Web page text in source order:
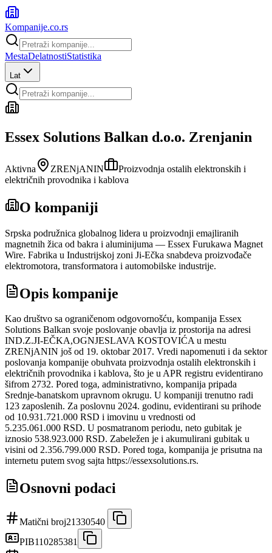
Kompanije.co.rs
MestaDelatnostiStatistika
Lat
Essex Solutions Balkan d.o.o. Zrenjanin
Aktivna ZRENjANIN
Proizvodnja ostalih elektronskih i
električnih provodnika i kablova
O kompaniji
Srpska podružnica globalnog lidera u proizvodnji emajliranih
magnetnih žica od bakra i aluminijuma — Essex Furukawa Magnet
Wire. Fabrika u Industrijskoj zoni Ji-Ečka snabdeva proizvođače
elektromotora, transformatora i automobilske industrije.
Opis kompanije
Kao društvo sa ograničenom odgovornošću, kompanija Essex
Solutions Balkan svoje poslovanje obavlja iz prostorija na adresi
IND.Z.JI-EČKA,OGNJESLAVA KOSTOVIĆA u mestu
ZRENjANIN još od 19. oktobar 2017. Vredi napomenuti i da sektor
poslovanja kompanije obuhvata proizvodnja ostalih elektronskih i
električnih provodnika i kablova, što je u APR registru evidentirano
šifrom 2732. Pored toga, administrativno, kompanija pripada
Srednje-banatskom upravnom okrugu. U kompaniji trenutno radi
123 zaposlenih. Za poslovnu 2024. godinu, evidentirani su prihode
od 10.931.721.000 RSD i imovinu u vrednosti od
5.235.061.000 RSD. U posmatranom periodu, neto gubitak je
iznosio 538.923.000 RSD. Zabeležen je i akumulirani gubitak u
visini od 2.356.799.000 RSD. Pored toga, kompanija je prisutna na
internetu putem svog sajta https://essexsolutions.rs.
Osnovni podaci
Matični broj21330540
PIB110285381